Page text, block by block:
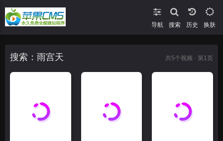
导航 搜索 换肤
搜索：雨宫天 共5个视频 · 第1页